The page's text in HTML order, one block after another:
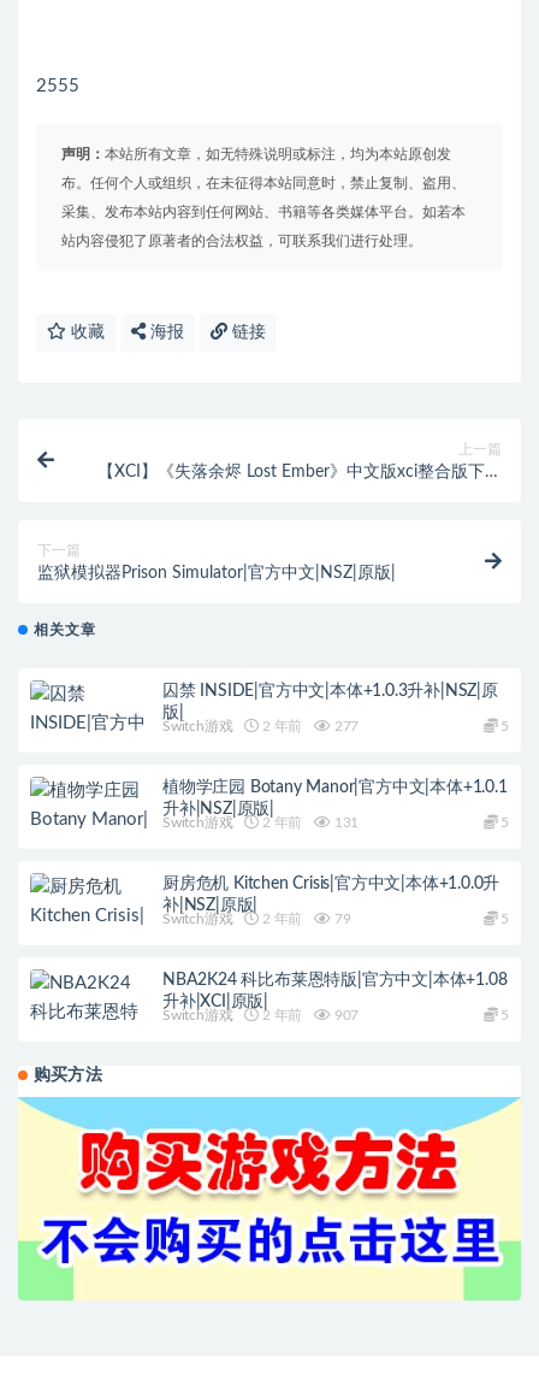
2555
声明： 本站所有文章，如无特殊说明或标注，均为本站原创发
布。任何个人或组织，在未征得本站同意时，禁止复制、盗用、
采集、发布本站内容到任何网站、书籍等各类媒体平台。如若本
站内容侵犯了原著者的合法权益，可联系我们进行处理。
收藏 海报 链接
上一篇
【XCI】《失落余烬 Lost Ember》中文版xci整合版下载
下一篇
监狱模拟器Prison Simulator|官方中文|NSZ|原版|
相关文章
囚禁 INSIDE|官方中文|本体+1.0.3升补|NSZ|原
版|
Switch游戏 2 年前 277 5
植物学庄园 Botany Manor|官方中文|本体+1.0.1
升补|NSZ|原版|
Switch游戏 2 年前 131 5
厨房危机 Kitchen Crisis|官方中文|本体+1.0.0升
补|NSZ|原版|
Switch游戏 2 年前 79 5
NBA2K24 科比布莱恩特版|官方中文|本体+1.08
升补|XCI|原版|
Switch游戏 2 年前 907 5
购买方法